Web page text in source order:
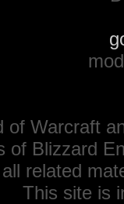
of Warcraft
of Blizzard
related
This site is